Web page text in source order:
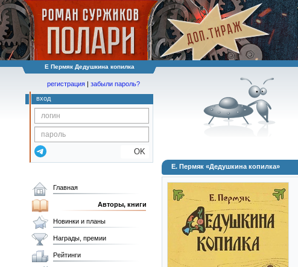
Е Пермяк Дедушкина копилка
регистрация | забыли пароль?
вход
OK
Е. Пермяк «Дедушкина копилка»
Главная
Авторы, книги
Новинки и планы
Награды, премии
Рейтинги